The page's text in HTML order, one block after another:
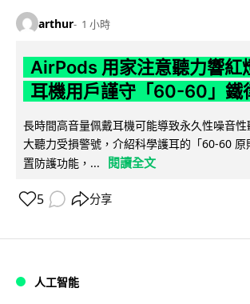
arthur 1 小時
AirPods 用家注意聽力響紅
耳機用戶謹守「60-60」鐵
長時間高音量佩戴耳機可能導致永久性噪音
大聽力受損警號，介紹科學護耳的「60-60
置防護功能，...
閱讀全文
5 分享
人工智能